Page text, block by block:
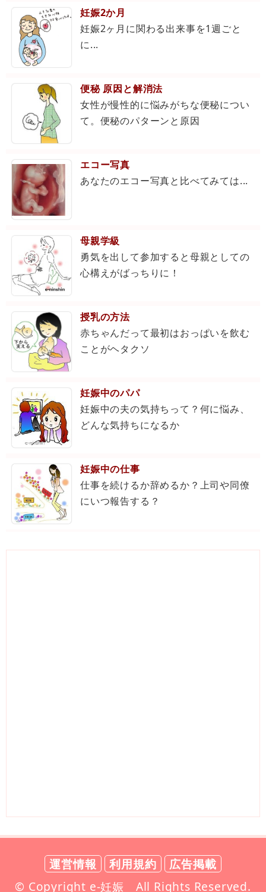
妊娠2か月
妊娠2ヶ月に関わる出来事を1週ごと
に...
便秘 原因と解消法
女性が慢性的に悩みがちな便秘につい
て。便秘のパターンと原因
エコー写真
あなたのエコー写真と比べてみては...
母親学級
勇気を出して参加すると母親としての
心構えがばっちりに！
授乳の方法
赤ちゃんだって最初はおっぱいを飲む
ことがヘタクソ
妊娠中のパパ
妊娠中の夫の気持ちって？何に悩み、
どんな気持ちになるか
妊娠中の仕事
仕事を続けるか辞めるか？上司や同僚
にいつ報告する？
運営情報 利用規約
広告掲載
© Copyright e-妊娠 All Rights Reserved.